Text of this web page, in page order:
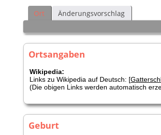
Ort Änderungsvorschlag
Ortsangaben
Wikipedia:
Links zu Wikipedia auf Deutsch: [
(Die obigen Links werden automatisch
Geburt